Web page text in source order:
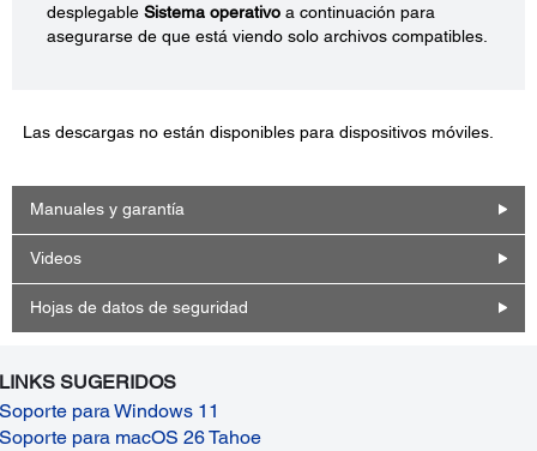
desplegable Sistema operativo a continuación para
asegurarse de que está viendo solo archivos compatibles.
Las descargas no están disponibles para dispositivos móviles.
Manuales y garantía
Videos
Hojas de datos de seguridad
LINKS SUGERIDOS
Soporte para Windows 11
Soporte para macOS 26 Tahoe